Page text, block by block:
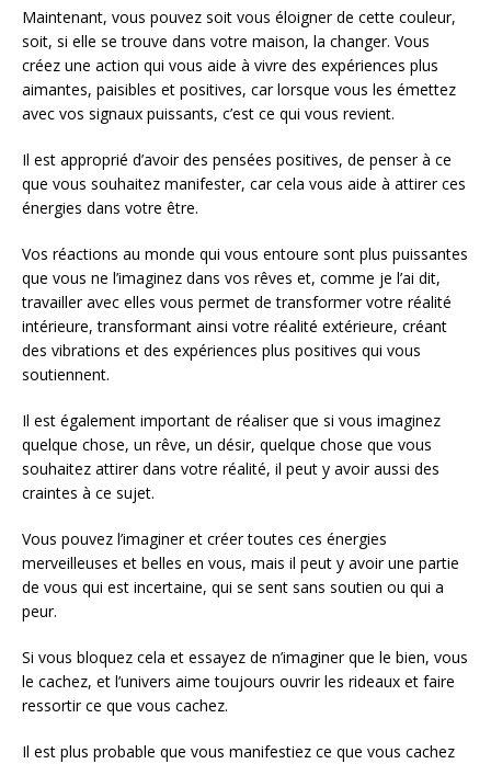
Maintenant, vous pouvez soit vous éloigner de cette couleur,
soit, si elle se trouve dans votre maison, la changer. Vous
créez une action qui vous aide à vivre des expériences plus
aimantes, paisibles et positives, car lorsque vous les émettez
avec vos signaux puissants, c’est ce qui vous revient.
Il est approprié d’avoir des pensées positives, de penser à ce
que vous souhaitez manifester, car cela vous aide à attirer ces
énergies dans votre être.
Vos réactions au monde qui vous entoure sont plus puissantes
que vous ne l’imaginez dans vos rêves et, comme je l’ai dit,
travailler avec elles vous permet de transformer votre réalité
intérieure, transformant ainsi votre réalité extérieure, créant
des vibrations et des expériences plus positives qui vous
soutiennent.
Il est également important de réaliser que si vous imaginez
quelque chose, un rêve, un désir, quelque chose que vous
souhaitez attirer dans votre réalité, il peut y avoir aussi des
craintes à ce sujet.
Vous pouvez l’imaginer et créer toutes ces énergies
merveilleuses et belles en vous, mais il peut y avoir une partie
de vous qui est incertaine, qui se sent sans soutien ou qui a
peur.
Si vous bloquez cela et essayez de n’imaginer que le bien, vous
le cachez, et l’univers aime toujours ouvrir les rideaux et faire
ressortir ce que vous cachez.
Il est plus probable que vous manifestiez ce que vous cachez